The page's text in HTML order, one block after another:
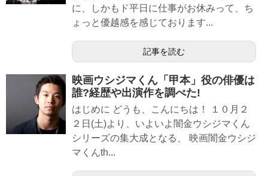
に、しかもド平日に仕事がお休みって、ち
ょっと優越感を感じております...
記事を読む
映画ウシジマくん「甲本」役の俳優は
誰?経歴や出演作を調べた!
はじめに どうも、こんにちは！ １０月２
２日(土)より、いよいよ闇金ウシジマくん
シリーズの集大成となる、 映画闇金ウシジ
マくんth...